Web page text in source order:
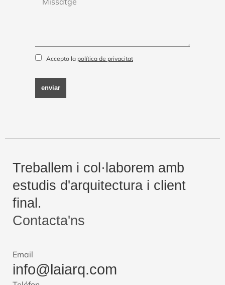
Accepto la política de privacitat
enviar
Treballem i col·laborem amb
estudis d'arquitectura i client
final.
Contacta'ns
Email
info@laiarq.com